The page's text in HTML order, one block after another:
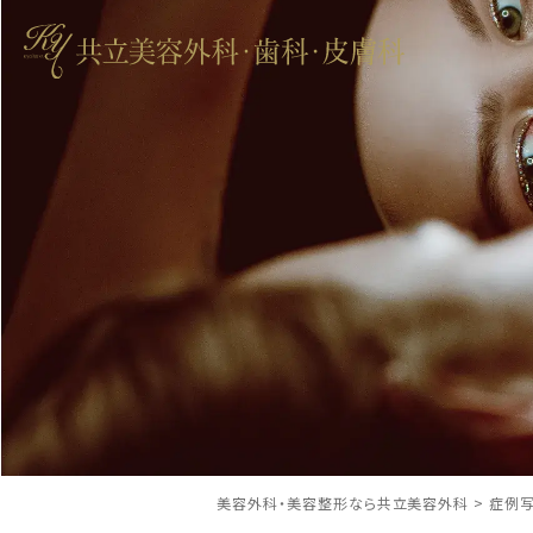
美容外科・美容整形なら共立美容外科 > 症例